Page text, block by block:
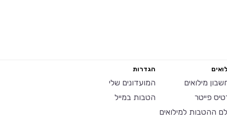
מילואים
פייטר
ההטבות למילואים
הגדרות
המועדונים שלי
הטבות במייל